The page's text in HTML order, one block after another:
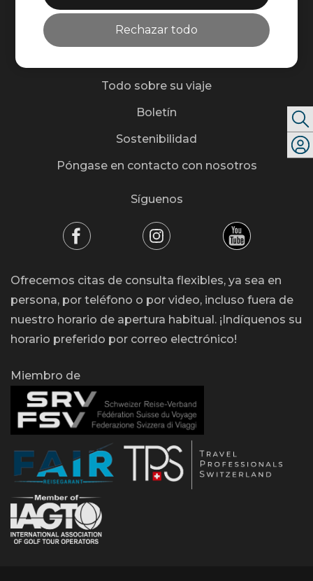
Medios de comunicación
Todo sobre su viaje
Boletín
Sostenibilidad
Póngase en contacto con nosotros
Síguenos
Ofrecemos citas de consulta flexibles, ya sea en
persona, por teléfono o por video, incluso fuera de
nuestro horario de apertura habitual. ¡Indíquenos su
horario preferido por correo electrónico!
Miembro de
Rechazar todo